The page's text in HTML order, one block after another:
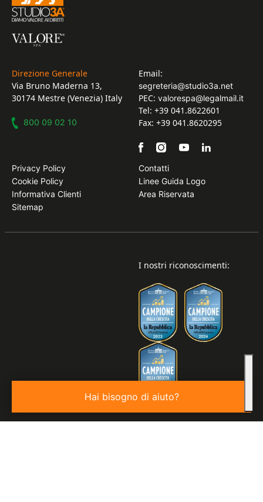
Hai bisogno di aiuto?
Direzione Generale
Via Bruno Maderna 13,
30174 Mestre (Venezia) Italy
800 09 02 10
Email:
segreteria@studio3a.net
PEC: valorespa@legalmail.it
Tel: +39 041.8622601
Fax: +39 041.8620295
Privacy Policy
Cookie Policy
Informativa Clienti
Sitemap
Contatti
Linee Guida Logo
Area Riservata
I nostri riconoscimenti: